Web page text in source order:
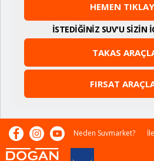
HEMEN
İSTEDİĞİNİZ SUV'U SİZİN
TAKAS
FIRSAT
Neden Suvmarket?